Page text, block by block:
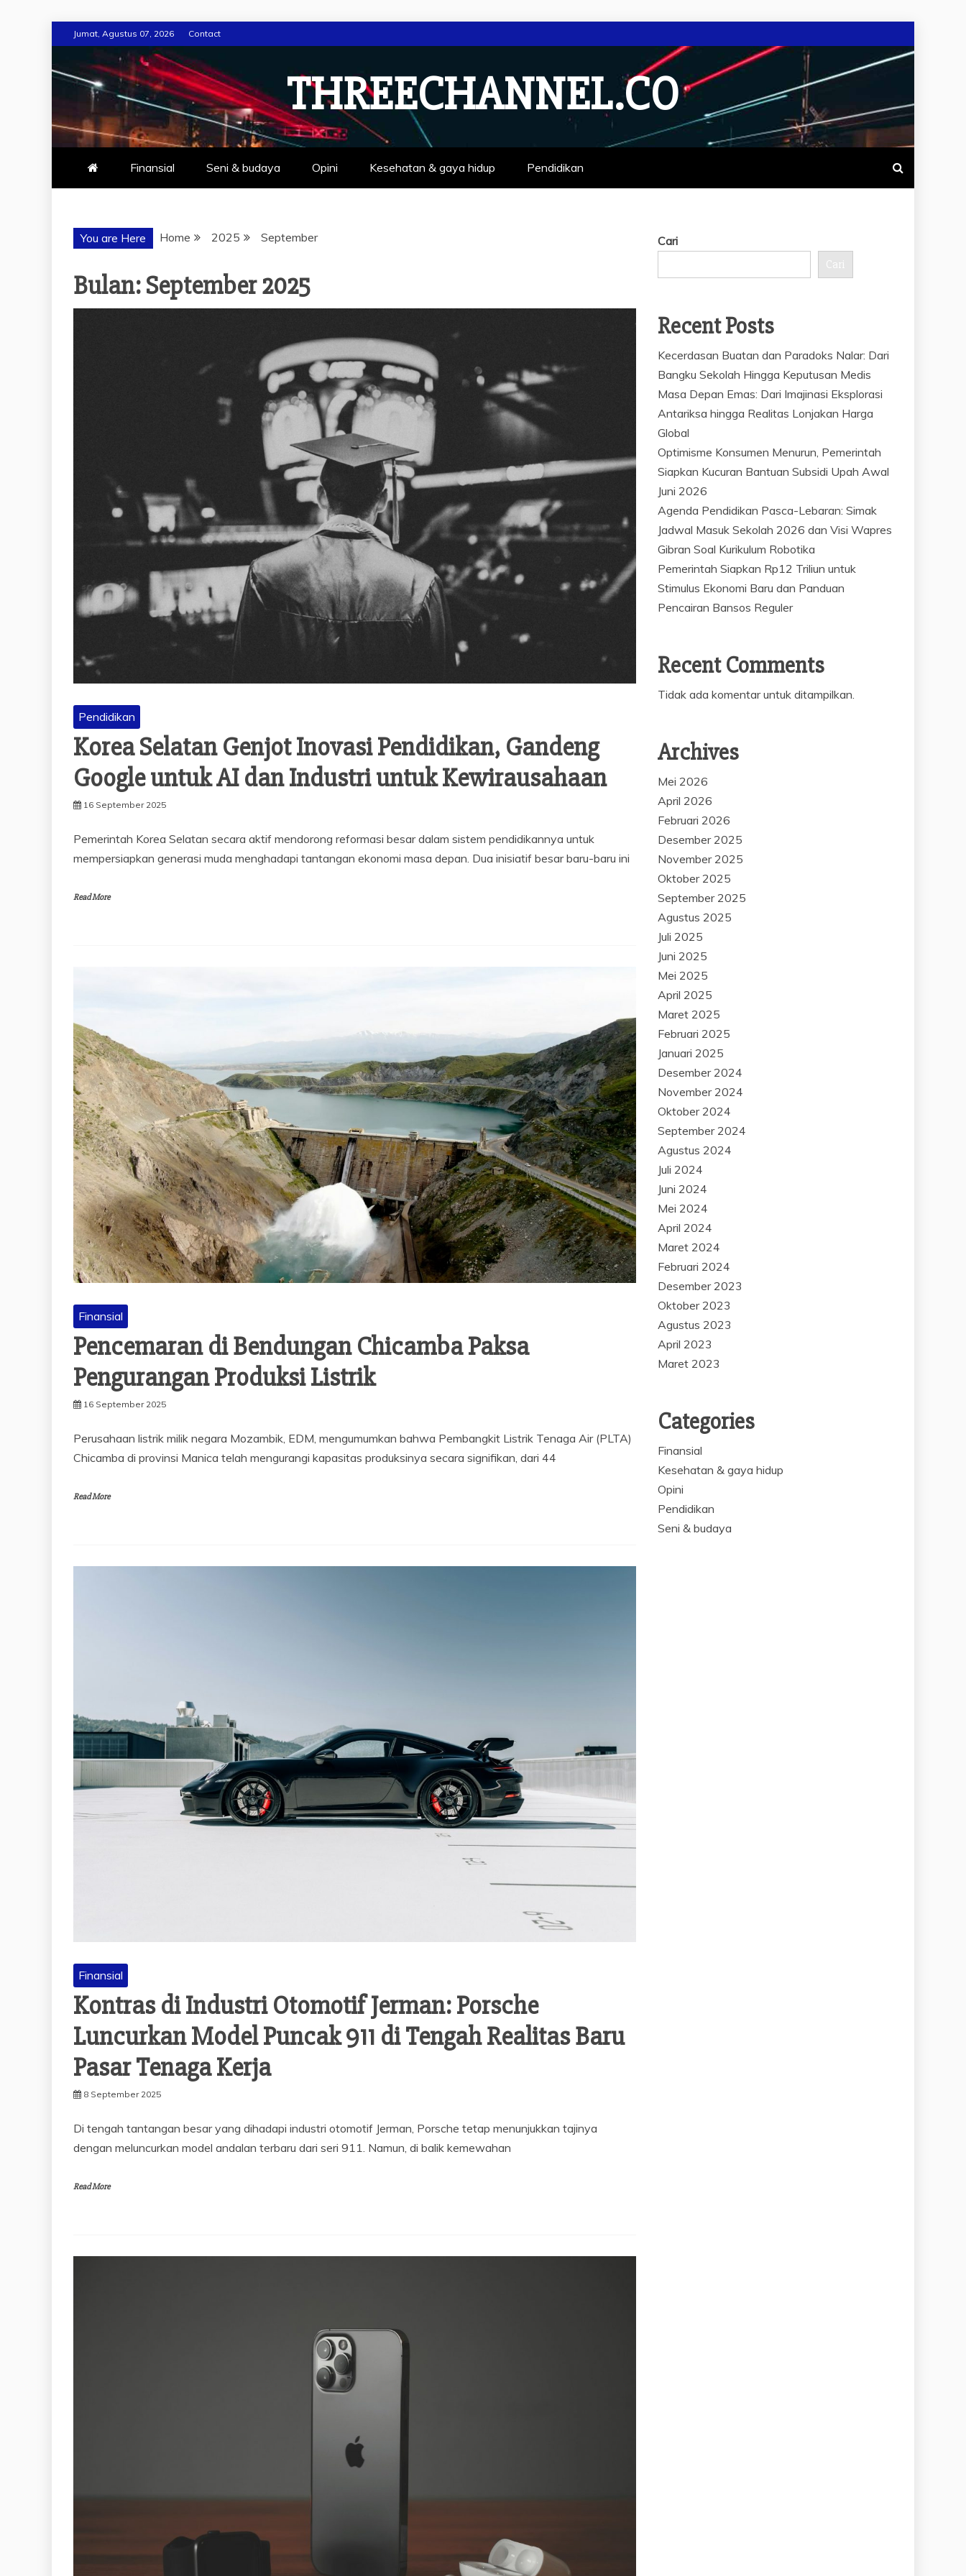
to
content
Jumat, Agustus 07, 2026 Contact
THREECHANNEL.CO
Finansial Seni & budaya Opini Kesehatan & gaya hidup Pendidikan
You are Here Home 2025 September
Bulan:September 2025
Pendidikan
Korea Selatan Genjot Inovasi Pendidikan, Gandeng
Google untuk AI dan Industri untuk Kewirausahaan
16 September 2025
Pemerintah Korea Selatan secara aktif mendorong reformasi besar dalam sistem pendidikannya untuk
mempersiapkan generasi muda menghadapi tantangan ekonomi masa depan. Dua inisiatif besar baru-baru ini
Read More
Finansial
Pencemaran di Bendungan Chicamba Paksa
Pengurangan Produksi Listrik
16 September 2025
Perusahaan listrik milik negara Mozambik, EDM, mengumumkan bahwa Pembangkit Listrik Tenaga Air (PLTA)
Chicamba di provinsi Manica telah mengurangi kapasitas produksinya secara signifikan, dari 44
Read More
Finansial
Kontras di Industri Otomotif Jerman: Porsche
Luncurkan Model Puncak 911 di Tengah Realitas Baru
Pasar Tenaga Kerja
8 September 2025
Di tengah tantangan besar yang dihadapi industri otomotif Jerman, Porsche tetap menunjukkan tajinya
dengan meluncurkan model andalan terbaru dari seri 911. Namun, di balik kemewahan
Read More
Cari
Cari
Recent Posts
Kecerdasan Buatan dan Paradoks Nalar: Dari
Bangku Sekolah Hingga Keputusan Medis
Masa Depan Emas: Dari Imajinasi Eksplorasi
Antariksa hingga Realitas Lonjakan Harga
Global
Optimisme Konsumen Menurun, Pemerintah
Siapkan Kucuran Bantuan Subsidi Upah Awal
Juni 2026
Agenda Pendidikan Pasca-Lebaran: Simak
Jadwal Masuk Sekolah 2026 dan Visi Wapres
Gibran Soal Kurikulum Robotika
Pemerintah Siapkan Rp12 Triliun untuk
Stimulus Ekonomi Baru dan Panduan
Pencairan Bansos Reguler
Recent Comments
Tidak ada komentar untuk ditampilkan.
Archives
Mei 2026
April 2026
Februari 2026
Desember 2025
November 2025
Oktober 2025
September 2025
Agustus 2025
Juli 2025
Juni 2025
Mei 2025
April 2025
Maret 2025
Februari 2025
Januari 2025
Desember 2024
November 2024
Oktober 2024
September 2024
Agustus 2024
Juli 2024
Juni 2024
Mei 2024
April 2024
Maret 2024
Februari 2024
Desember 2023
Oktober 2023
Agustus 2023
April 2023
Maret 2023
Categories
Finansial
Kesehatan & gaya hidup
Opini
Pendidikan
Seni & budaya